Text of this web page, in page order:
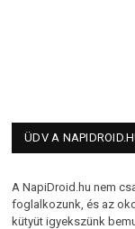
ÜDV A
A NapiDroid.hu nem
foglalkozunk, és az
kütyüt igyekszünk